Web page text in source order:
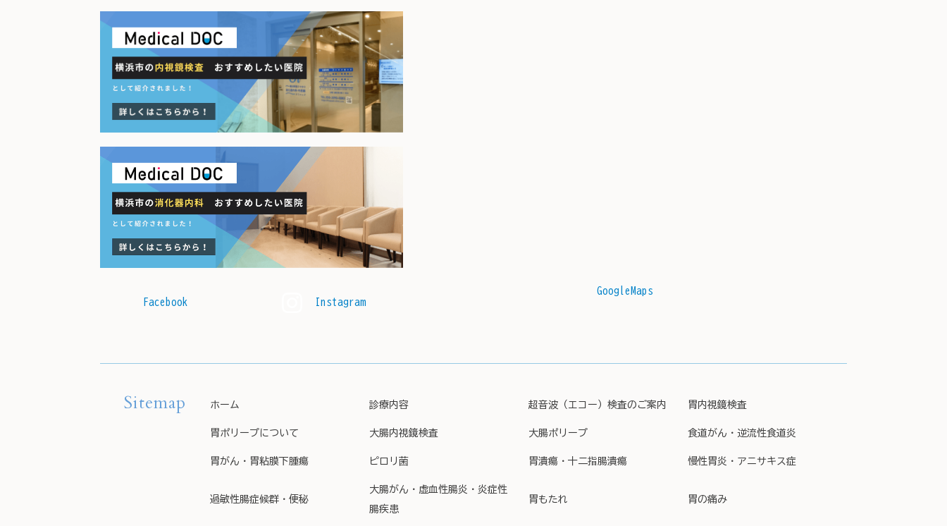
Facebook Instagram
GoogleMaps
Sitemap ホーム 診療内容 超音波（エコー）検査のご案内 胃内視鏡検査
胃ポリープについて 大腸内視鏡検査 大腸ポリープ 食道がん・逆流性食道炎
胃がん・胃粘膜下腫瘍 ピロリ菌 胃潰瘍・十二指腸潰瘍 慢性胃炎・アニサキス症
過敏性腸症候群・便秘
大腸がん・虚血性腸炎・炎症性
腸疾患
胃もたれ 胃の痛み